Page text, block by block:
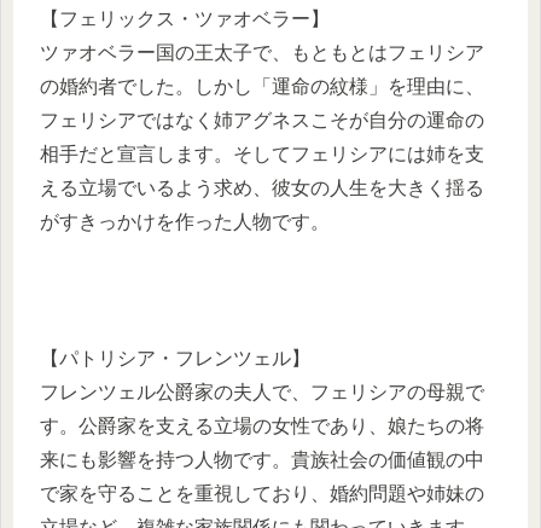
【フェリックス・ツァオベラー】
ツァオベラー国の王太子で、もともとはフェリシア
の婚約者でした。しかし「運命の紋様」を理由に、
フェリシアではなく姉アグネスこそが自分の運命の
相手だと宣言します。そしてフェリシアには姉を支
える立場でいるよう求め、彼女の人生を大きく揺る
がすきっかけを作った人物です。
【パトリシア・フレンツェル】
フレンツェル公爵家の夫人で、フェリシアの母親で
す。公爵家を支える立場の女性であり、娘たちの将
来にも影響を持つ人物です。貴族社会の価値観の中
で家を守ることを重視しており、婚約問題や姉妹の